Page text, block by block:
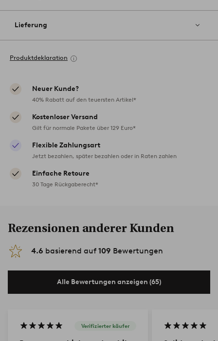
Lieferung
Produktdeklaration
Neuer Kunde?
40% Rabatt auf den teuersten Artikel*
Kostenloser Versand
Gilt für normale Pakete über 129 Euro*
Flexible Zahlungsart
Jetzt bezahlen, später bezahlen oder in Raten zahlen
Einfache Retoure
30 Tage Rückgaberecht*
Rezensionen anderer Kunden
4.6 basierend auf 109 Bewertungen
Alle Bewertungen anzeigen (65)
Verifizierter käufer